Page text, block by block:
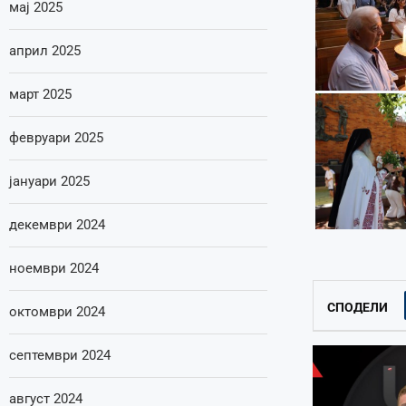
СПОДЕЛИ
мај 2025
април 2025
март 2025
февруари 2025
јануари 2025
декември 2024
ноември 2024
октомври 2024
септември 2024
август 2024